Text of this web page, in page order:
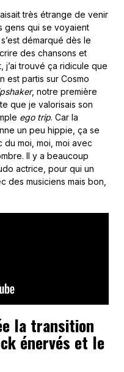
très étrange de venir
gens qui se voyaient
démarqué dès le
des chansons et
j’ai trouvé ça ridicule que
est partis sur Cosmo
, notre première
que je valorisais son
ego trip. Car la
un peu hippie, ça se
moi, moi, moi avec
Il y a beaucoup
actrice, pour qui un
des musiciens mais bon,
la transition
énervés et le